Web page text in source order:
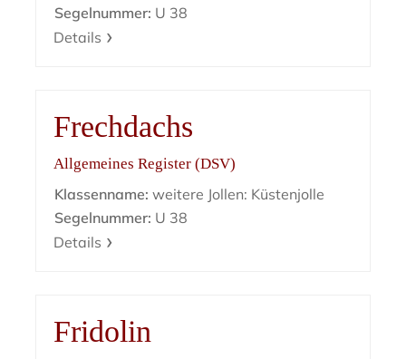
Segelnummer: U 38
Details
Frechdachs
Allgemeines Register (DSV)
Klassenname: weitere Jollen: Küstenjolle
Segelnummer: U 38
Details
Fridolin